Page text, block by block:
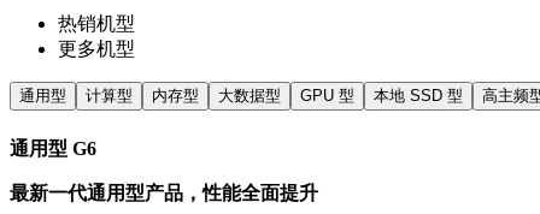
热销机型
更多机型
通用型 计算型 内存型 大数据型 GPU 型 本地 SSD 型 高主频
通用型 G6
最新一代通用型产品，性能全面提升